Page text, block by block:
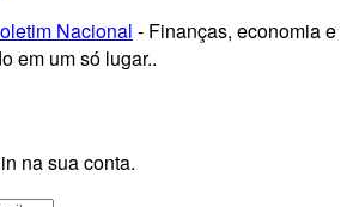
Nacional - Finanças, economia e
em um só lugar..
na sua conta.